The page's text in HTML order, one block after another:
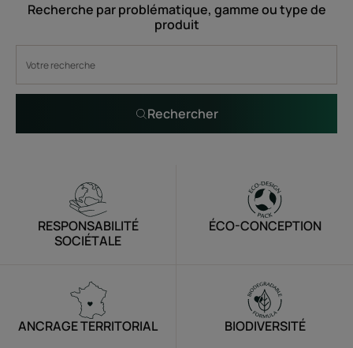
Recherche par problématique, gamme ou type de
produit
Rechercher
RESPONSABILITÉ
SOCIÉTALE
ÉCO-CONCEPTION
ANCRAGE TERRITORIAL BIODIVERSITÉ